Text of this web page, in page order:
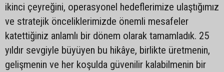
ikinci çeyreğini, operasyonel hedeflerimize ulaştığımız
ve stratejik önceliklerimizde önemli mesafeler
katettiğiniz anlamlı bir dönem olarak tamamladık. 25
yıldır sevgiyle büyüyen bu hikâye, birlikte üretmenin,
gelişmenin ve her koşulda güvenilir kalabilmenin bir